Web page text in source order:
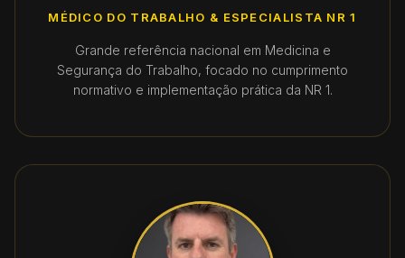
MÉDICO DO TRABALHO & ESPECIALISTA NR 1
Grande referência nacional em Medicina e
Segurança do Trabalho, focado no cumprimento
normativo e implementação prática da NR 1.